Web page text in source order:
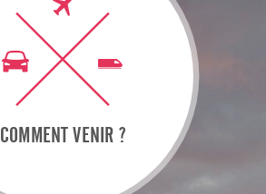
COMMENT VENIR ?